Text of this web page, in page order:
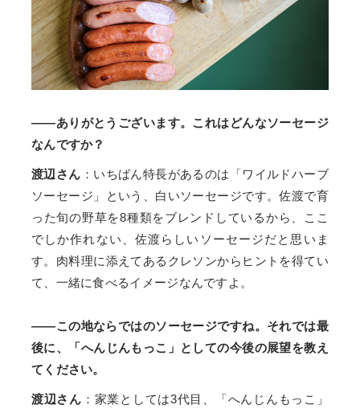
――ありがとうございます。これはどんなソーセージ
なんですか？
渡辺さん ：いちばん特長があるのは「ワイルドハーブ
ソーセージ」という、白いソーセージです。佐渡で育
った旬の野草を8種類をブレンドしているから、ここ
でしか作れない、佐渡らしいソーセージだと思いま
す。肉料理に添えてあるクレソンからヒントを得てい
て、一緒に食べるイメージなんですよ。
――この地ならではのソーセージですね。それでは最
後に、「へんじんもっこ」としての今後の展望を教え
てください。
渡辺さん ：家業としては3代目、「へんじんもっこ」